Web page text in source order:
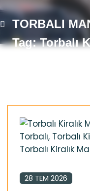
TORBALI
Tag: Torbalı
28 TEM 2026